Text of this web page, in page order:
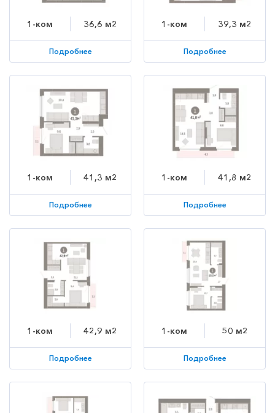
1-ком 36,6 м2
Подробнее
1-ком 39,3 м2
Подробнее
1-ком 41,3 м2
Подробнее
1-ком 41,8 м2
Подробнее
1-ком 42,9 м2
Подробнее
1-ком 50 м2
Подробнее